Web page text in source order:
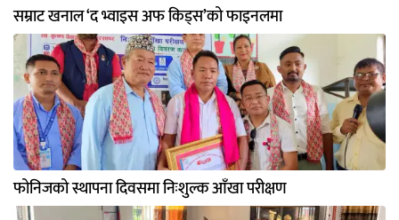
सम्राट खनाल ‘द भ्वाइस अफ किड्स’को फाइनलमा
फोनिजको स्थापना दिवसमा निःशुल्क आँखा परीक्षण